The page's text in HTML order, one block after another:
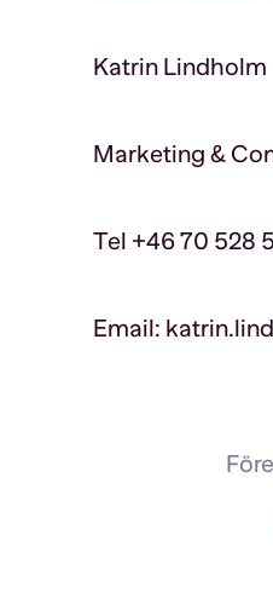
Katrin Lindholm
Marketing &
Tel +46 70 528
Email: